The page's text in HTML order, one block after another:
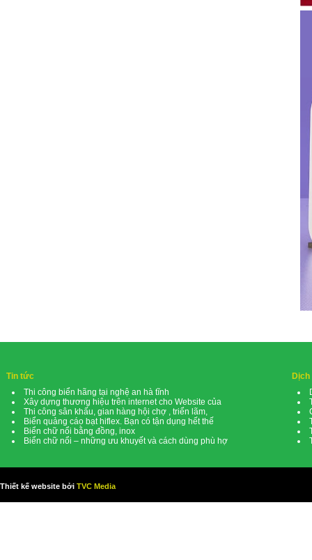
Tin tức
Thi công biển hãng tại nghệ an hà tĩnh
Xây dựng thương hiệu trên internet cho Website của
Thi công sân khấu, gian hàng hội chợ , triển lãm,
Biển quảng cáo bạt hiflex. Bạn có tận dụng hết thế
Biển chữ nổi bằng đồng, inox
Biển chữ nổi – những ưu khuyết và cách dùng phù hợ
Dịch
Thiết kế website bởi TVC Media